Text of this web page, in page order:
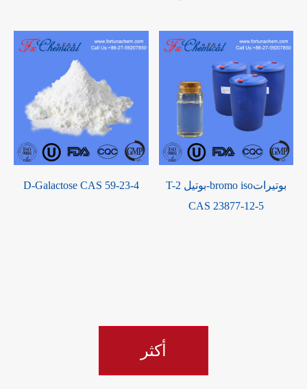
D-Galactose CAS 59-23-4
T-بوتيل 2-bromo isoبوتيرات
CAS 23877-12-5
أكثر